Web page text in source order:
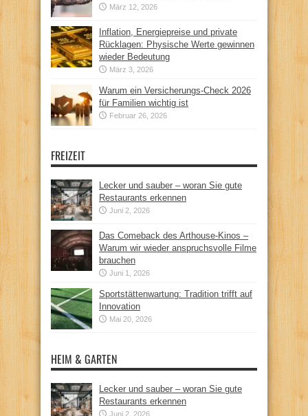
März 12, 2026
Inflation, Energiepreise und private
Rücklagen: Physische Werte gewinnen
wieder Bedeutung
März 3, 2026
Warum ein Versicherungs-Check 2026
für Familien wichtig ist
Februar 26, 2026
FREIZEIT
Lecker und sauber – woran Sie gute
Restaurants erkennen
Juni 2, 2026
Das Comeback des Arthouse-Kinos –
Warum wir wieder anspruchsvolle Filme
brauchen
Juni 1, 2026
Sportstättenwartung: Tradition trifft auf
Innovation
Mai 20, 2026
HEIM & GARTEN
Lecker und sauber – woran Sie gute
Restaurants erkennen
Juni 2, 2026